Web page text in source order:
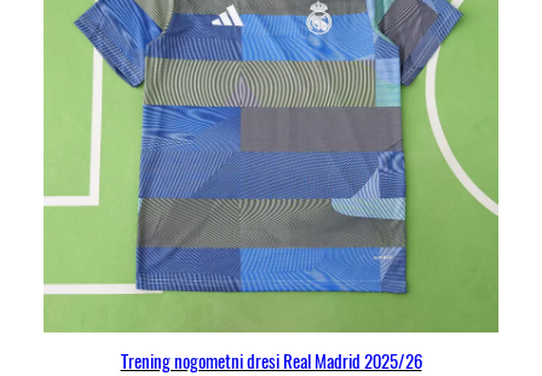
Trening nogometni dresi Real Madrid 2025/26